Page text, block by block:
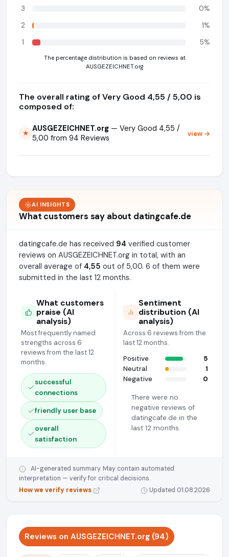
3
0%
2
1%
1
5%
The percentage distribution is based on reviews at
AUSGEZEICHNET.org
The overall rating of Very Good 4,55 / 5,00 is
composed of:
★ AUSGEZEICHNET.org — Very Good 4,55 /
5,00 from 94 Reviews
view →
AI INSIGHTS
What customers say about datingcafe.de
datingcafe.de has received 94 verified customer
reviews on AUSGEZEICHNET.org in total, with an
overall average of 4,55 out of 5,00. 6 of them were
submitted in the last 12 months.
What customers
praise (AI
analysis)
Most frequently named
strengths across 6
reviews from the last 12
months.
successful
connections
friendly user base
overall
satisfaction
Sentiment
distribution (AI
analysis)
Across 6 reviews from the
last 12 months.
Positive
5
Neutral
1
Negative
0
There were no
negative reviews of
datingcafe.de in the
last 12 months.
AI-generated summary. May contain automated
interpretation — verify for critical decisions.
How we verify reviews
Updated 01.08.2026
Reviews on AUSGEZEICHNET.org (94)